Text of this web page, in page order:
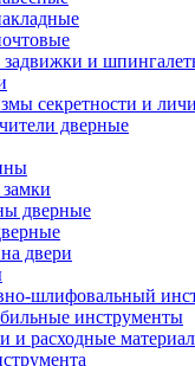
задвижки и
секретности и
дверные
дверные
двери
шлифовальный
инструменты
и расходные